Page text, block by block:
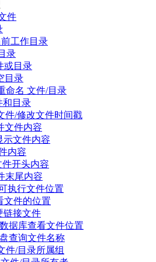
件
工作目录
录
或目录
目录
命名 文件/目录
和目录
件/修改文件时间戳
文件内容
示文件内容
内容
件开头内容
末尾内容
执行文件位置
文件的位置
链接文件
据库查看文件位置
查询文件名称
件/目录所属组